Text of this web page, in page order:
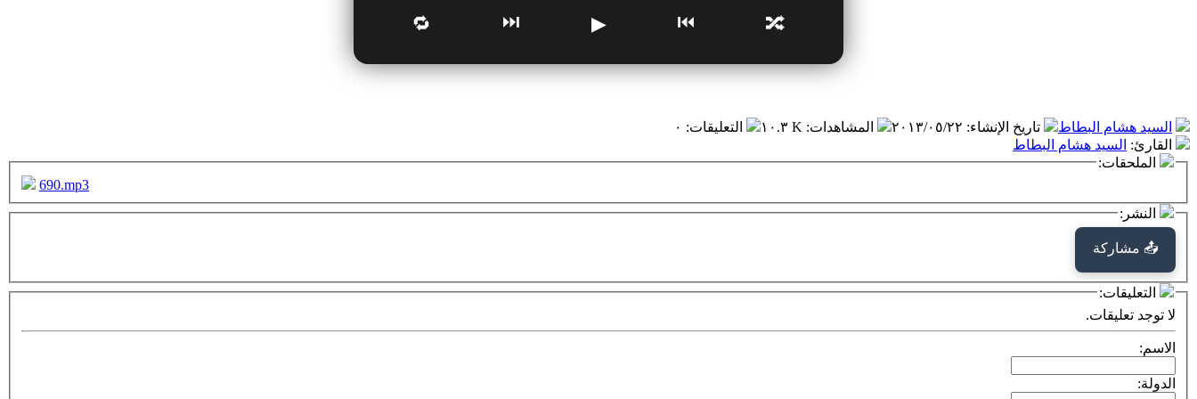
🔀
⏮
▶
⏭
🔁
السيد هشام البطاط تاريخ الإنشاء: ٢٠١٣/٠٥/٢٢ المشاهدات: ١٠.٣ K التعليقات: ٠
القارئ: السيد هشام البطاط
الملحقات:
690.mp3
النشر:
📤 مشاركة
التعليقات:
لا توجد تعليقات.
الاسم:
الدولة: